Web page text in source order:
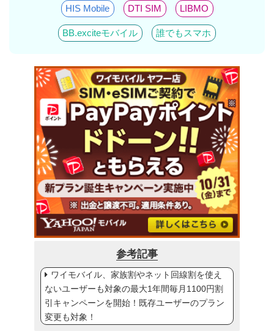
HIS Mobile DTI SIM LIBMO
BB.exciteモバイル 誰でもスマホ
参考記事
ワイモバイル、家族割やネット回線割を使え
ないユーザーも対象の最大1年間毎月1100円割
引キャンペーンを開始！既存ユーザーのプラン
変更も対象！